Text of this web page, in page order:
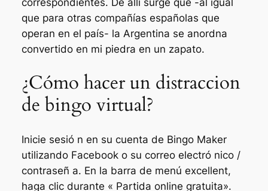
que para otras compañías españolas que
operan en el país- la Argentina se anordna
convertido en mi piedra en un zapato.
¿Cómo hacer un distraccion
de bingo virtual?
Inicie sesió n en su cuenta de Bingo Maker
utilizando Facebook o su correo electró nico /
contraseñ a. En la barra de menú excellent,
haga clic durante « Partida online gratuita».